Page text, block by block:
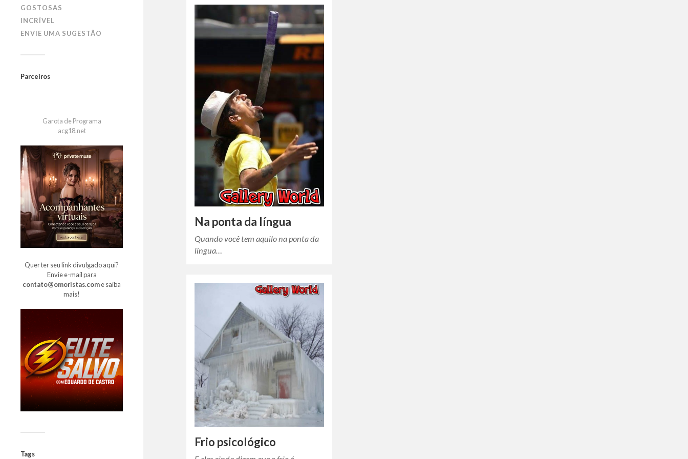
GOSTOSAS
INCRÍVEL
ENVIE UMA SUGESTÃO
Parceiros
Garota de Programa
acg18.net
Quer ter seu link divulgado aqui?
Envie e-mail para
contato@omoristas.come saiba
mais!
Tags
Na ponta da língua
Quando você tem aquilo na ponta da
língua…
Frio psicológico